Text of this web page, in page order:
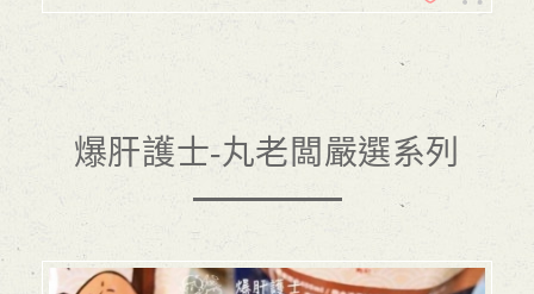
爆肝護士-丸老闆嚴選系列